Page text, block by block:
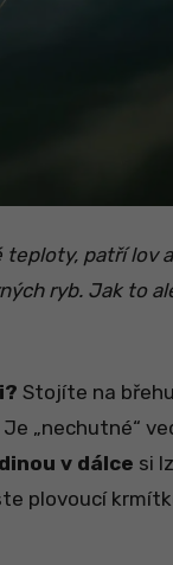
patří lov
ryb. Jak to
Stojíte na
„nechutné“
v dálce si
plovoucí